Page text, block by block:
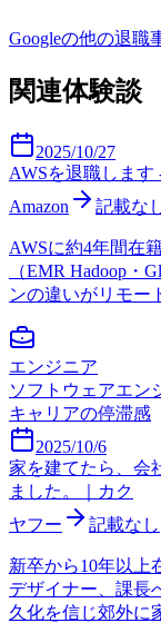
Googleの他の退職
関連体験談
2025/10/27
AWSを退職します
Amazon
記載な
AWSに約4年間在
（EMR Hadoop・
ンの違いがリモー
エンジニア
ソフトウェアエン
キャリアの停滞感
2025/10/6
家を建てたら、会
ました。｜カク
ヤフー
記載なし
新卒から10年以上
デザイナー、課長
久化を信じ郊外に